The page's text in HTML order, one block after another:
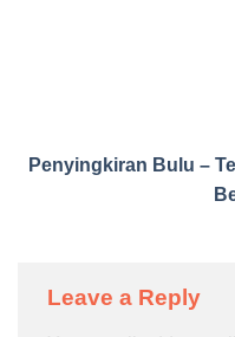
Penyingkiran Bulu –
Leave a Reply